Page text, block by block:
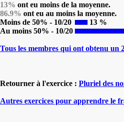
13% ont eu moins de la moyenne.
86.9% ont eu au moins la moyenne.
Moins de 50% - 10/20
13 %
Au moins 50% - 10/20
Tous les membres qui ont obtenu un
Retourner à l'exercice : Pluriel des
Autres exercices pour apprendre le